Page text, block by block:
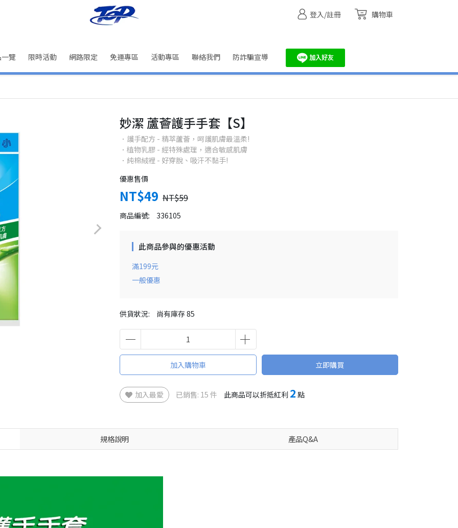
登入/註冊 購物車
覽 限時活動 網路限定 免運專區 活動專區 聯絡我們 防詐騙宣導
妙潔 蘆薈護手手套【S】
．護手配方 - 精萃蘆薈，呵護肌膚最溫柔!
．植物乳膠 - 經特殊處理，適合敏感肌膚
．純棉絨裡 - 好穿脫、吸汗不黏手!
優惠售價
NT$49 NT$59
商品編號: 336105
供貨狀況: 尚有庫存 85
此商品參與的優惠活動
滿199元
一般優惠
加入購物車 立即購買
加入最愛 已銷售: 15 件 此商品可以折抵紅利 2 點
規格說明 產品Q&A